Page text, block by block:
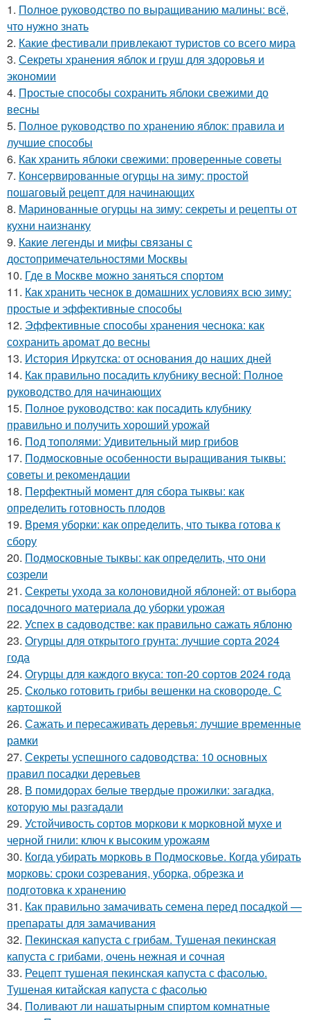
1. Полное руководство по выращиванию малины: всё,
что нужно знать
2. Какие фестивали привлекают туристов со всего мира
3. Секреты хранения яблок и груш для здоровья и
экономии
4. Простые способы сохранить яблоки свежими до
весны
5. Полное руководство по хранению яблок: правила и
лучшие способы
6. Как хранить яблоки свежими: проверенные советы
7. Консервированные огурцы на зиму: простой
пошаговый рецепт для начинающих
8. Маринованные огурцы на зиму: секреты и рецепты от
кухни наизнанку
9. Какие легенды и мифы связаны с
достопримечательностями Москвы
10. Где в Москве можно заняться спортом
11. Как хранить чеснок в домашних условиях всю зиму:
простые и эффективные способы
12. Эффективные способы хранения чеснока: как
сохранить аромат до весны
13. История Иркутска: от основания до наших дней
14. Как правильно посадить клубнику весной: Полное
руководство для начинающих
15. Полное руководство: как посадить клубнику
правильно и получить хороший урожай
16. Под тополями: Удивительный мир грибов
17. Подмосковные особенности выращивания тыквы:
советы и рекомендации
18. Перфектный момент для сбора тыквы: как
определить готовность плодов
19. Время уборки: как определить, что тыква готова к
сбору
20. Подмосковные тыквы: как определить, что они
созрели
21. Секреты ухода за колоновидной яблоней: от выбора
посадочного материала до уборки урожая
22. Успех в садоводстве: как правильно сажать яблоню
23. Огурцы для открытого грунта: лучшие сорта 2024
года
24. Огурцы для каждого вкуса: топ-20 сортов 2024 года
25. Сколько готовить грибы вешенки на сковороде. С
картошкой
26. Сажать и пересаживать деревья: лучшие временные
рамки
27. Секреты успешного садоводства: 10 основных
правил посадки деревьев
28. В помидорах белые твердые прожилки: загадка,
которую мы разгадали
29. Устойчивость сортов моркови к морковной мухе и
черной гнили: ключ к высоким урожаям
30. Когда убирать морковь в Подмосковье. Когда убирать
морковь: сроки созревания, уборка, обрезка и
подготовка к хранению
31. Как правильно замачивать семена перед посадкой —
препараты для замачивания
32. Пекинская капуста с грибам. Тушеная пекинская
капуста с грибами, очень нежная и сочная
33. Рецепт тушеная пекинская капуста с фасолью.
Тушеная китайская капуста с фасолью
34. Поливают ли нашатырным спиртом комнатные